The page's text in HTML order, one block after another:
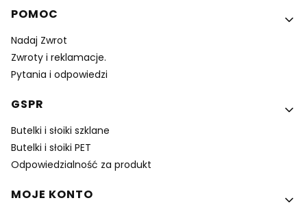
Linki w stopce
POMOC
Nadaj Zwrot
Zwroty i reklamacje.
Pytania i odpowiedzi
GSPR
Butelki i słoiki szklane
Butelki i słoiki PET
Odpowiedzialność za produkt
MOJE KONTO